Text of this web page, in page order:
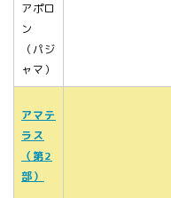
アポロ
ン
（パジ
ャマ）
アマテ
ラス
（第2
部）